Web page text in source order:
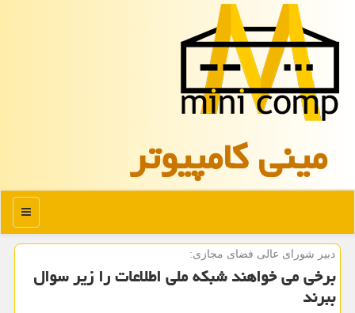
مینی كامپیوتر
منو
دبیر شورای عالی فضای مجازی:
برخی می خواهند شبكه ملی اطلاعات را زیر سوال
ببرند